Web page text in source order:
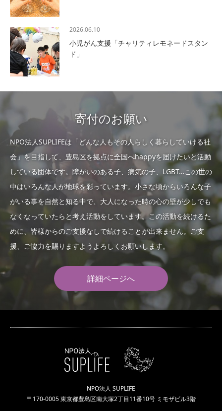
2026.06.10
小児がん支援「チャリティレモネードスタン
ド」
寄付のお願い
NPO法人SUPLIFEは「どんな人もその人らしく暮らしていける社
会」を目指して、豊島区を拠点に全国へhappyを届けたいと活動
している団体です。障がいのある子、病気の子、LGBT…この世の
中はいろんな人が地球を彩っています。小さな頃からいろんな子
がいる事を自然と知る中で、大人になった時の心の壁が少しでも
なくなっていたらと考え活動をしています。この活動を続けるた
めに、皆様からのご支援なしで続けることが出来ません。ご支
援、ご協力を賜りますようよろしくお願いします。
詳細ページへ
NPO法人 SUPLIFE
〒170-0005 東京都豊島区南大塚2丁目11番10号 ミモザビル3階